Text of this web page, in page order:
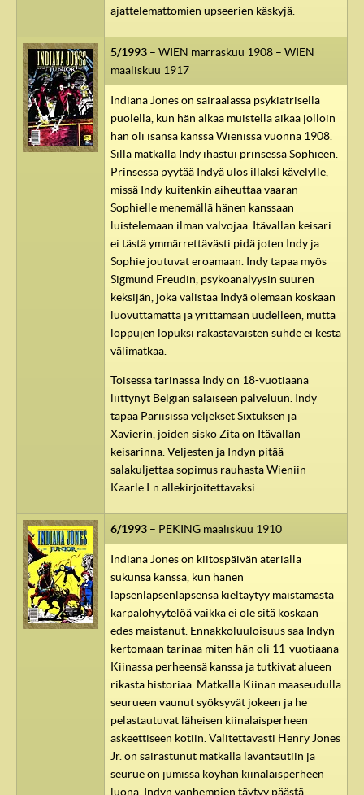
ajattelemattomien upseerien käskyjä.
5/1993 – WIEN marraskuu 1908 – WIEN
maaliskuu 1917
Indiana Jones on sairaalassa psykiatrisella
puolella, kun hän alkaa muistella aikaa jolloin
hän oli isänsä kanssa Wienissä vuonna 1908.
Sillä matkalla Indy ihastui prinsessa Sophieen.
Prinsessa pyytää Indyä ulos illaksi kävelylle,
missä Indy kuitenkin aiheuttaa vaaran
Sophielle menemällä hänen kanssaan
luistelemaan ilman valvojaa. Itävallan keisari
ei tästä ymmärrettävästi pidä joten Indy ja
Sophie joutuvat eroamaan. Indy tapaa myös
Sigmund Freudin, psykoanalyysin suuren
keksijän, joka valistaa Indyä olemaan koskaan
luovuttamatta ja yrittämään uudelleen, mutta
loppujen lopuksi rakastavaisten suhde ei kestä
välimatkaa.
Toisessa tarinassa Indy on 18-vuotiaana
liittynyt Belgian salaiseen palveluun. Indy
tapaa Pariisissa veljekset Sixtuksen ja
Xavierin, joiden sisko Zita on Itävallan
keisarinna. Veljesten ja Indyn pitää
salakuljettaa sopimus rauhasta Wieniin
Kaarle I:n allekirjoitettavaksi.
6/1993 – PEKING maaliskuu 1910
Indiana Jones on kiitospäivän aterialla
sukunsa kanssa, kun hänen
lapsenlapsenlapsensa kieltäytyy maistamasta
karpalohyytelöä vaikka ei ole sitä koskaan
edes maistanut. Ennakkoluuloisuus saa Indyn
kertomaan tarinaa miten hän oli 11-vuotiaana
Kiinassa perheensä kanssa ja tutkivat alueen
rikasta historiaa. Matkalla Kiinan maaseudulla
seurueen vaunut syöksyvät jokeen ja he
pelastautuvat läheisen kiinalaisperheen
askeettiseen kotiin. Valitettavasti Henry Jones
Jr. on sairastunut matkalla lavantautiin ja
seurue on jumissa köyhän kiinalaisperheen
luona. Indyn vanhempien täytyy päästä